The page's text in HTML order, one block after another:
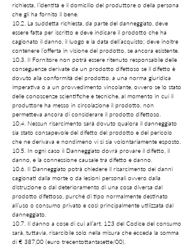
richiesta, l’identità e il domicilio del produttore o della persona
che gli ha fornito il bene.
10.2. La suddetta richiesta, da parte del danneggiato, deve
essere fatta per iscritto e deve indicare il prodotto che ha
cagionato il danno, il luogo e la data dell’acquisto; deve inoltre
contenere l’offerta in visione del prodotto, se ancora esistente.
10.3. Il Fornitore non potrà essere ritenuto responsabile delle
conseguenze derivate da un prodotto difettoso se il difetto è
dovuto alla conformità del prodotto, a una norma giuridica
imperativa o a un provvedimento vincolante, ovvero se lo stato
delle conoscenze scientifiche e tecniche, al momento in cui il
produttore ha messo in circolazione il prodotto, non
permetteva ancora di considerare il prodotto difettoso.
10.4. Nessun risarcimento sarà dovuto qualora il danneggiato
sia stato consapevole del difetto del prodotto e del pericolo
che ne derivava e nondimeno vi si sia volontariamente esposto.
10.5. In ogni caso il Danneggiato dovrà provare il difetto, il
danno, e la connessione causale tra difetto e danno.
10.6. Il Danneggiato potrà chiedere il risarcimento dei danni
cagionati dalla morte o da lesioni personali ovvero dalla
distruzione o dal deterioramento di una cosa diversa dal
prodotto difettoso, purché di tipo normalmente destinato
all’uso o consumo privato e così principalmente utilizzata dal
danneggiato.
10.7. Il danno a cose di cui all’art. 123 del Codice del consumo
sarà, tuttavia, risarcibile solo nella misura che ecceda la somma
di € 387,00 (euro trecentottantasette/00).